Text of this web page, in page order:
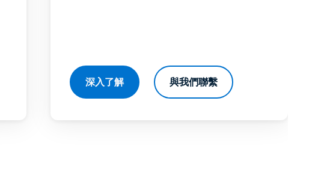
深入了解 與我們聯繫